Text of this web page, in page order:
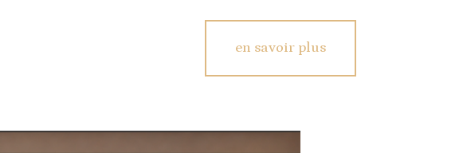
en savoir plus